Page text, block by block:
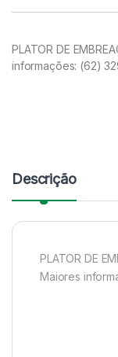
PLATOR DE
informações: (62)
Descrição
PLATOR DE
Maiores